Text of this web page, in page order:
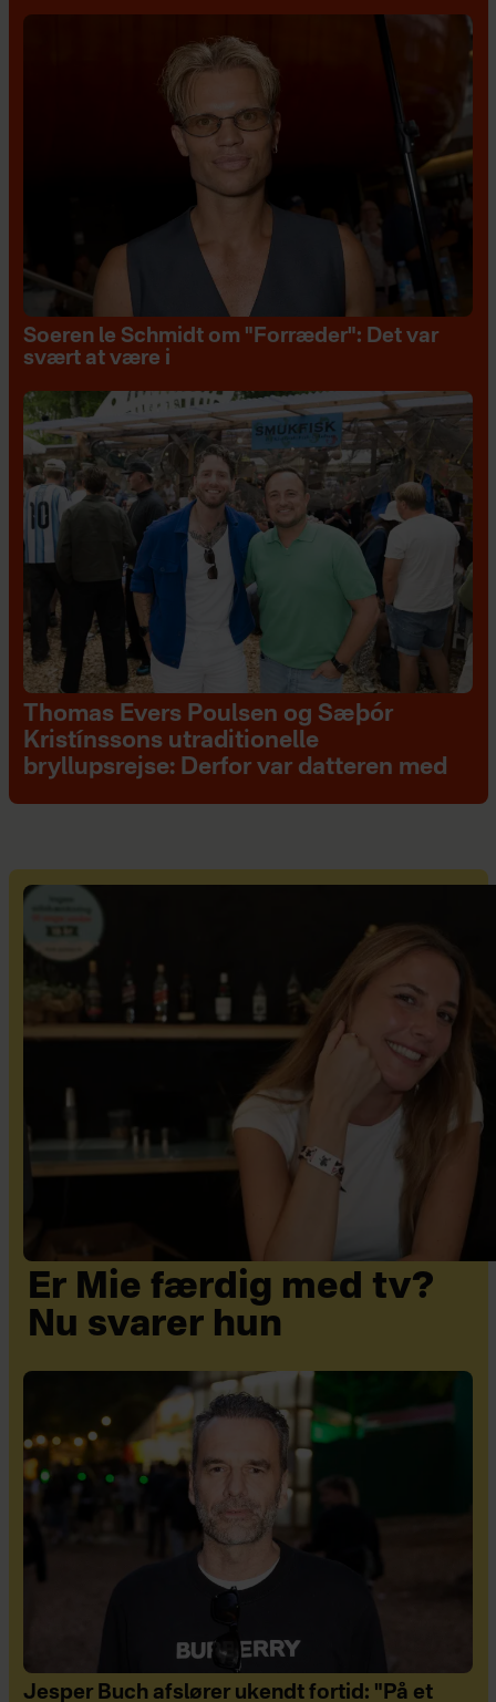
Soeren le Schmidt om "Forræder": Det var
svært at være i
Thomas Evers Poulsen og Sæþór
Kristínssons utraditionelle
bryllupsrejse: Derfor var datteren med
Er Mie færdig med tv?
Nu svarer hun
Jesper Buch afslører ukendt fortid: "På et